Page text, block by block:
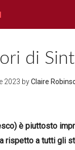
di
2023 byClaire
è piuttosto
rispetto a tutti gli